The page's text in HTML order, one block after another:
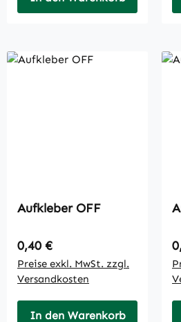
Aufkleber OFF
Regulärer Preis:
0,40 €
Preise exkl. MwSt. zzgl.
Versandkosten
In den Warenkorb